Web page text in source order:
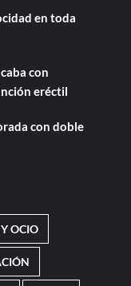
en toda
con
eréctil
con doble
OCIO